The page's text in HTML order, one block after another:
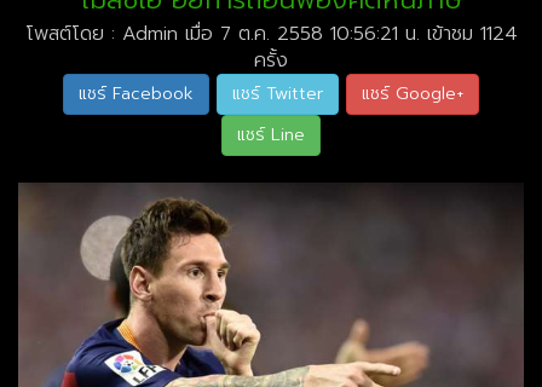
โพสต์โดย : Admin เมื่อ 7 ต.ค. 2558 10:56:21 น. เข้าชม 1124
ครั้ง
แชร์ Facebook แชร์ Twitter
แชร์ Google+
แชร์ Line